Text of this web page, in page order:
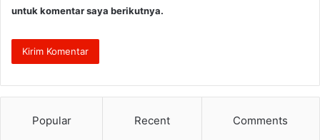
untuk komentar saya berikutnya.
Popular Recent Comments